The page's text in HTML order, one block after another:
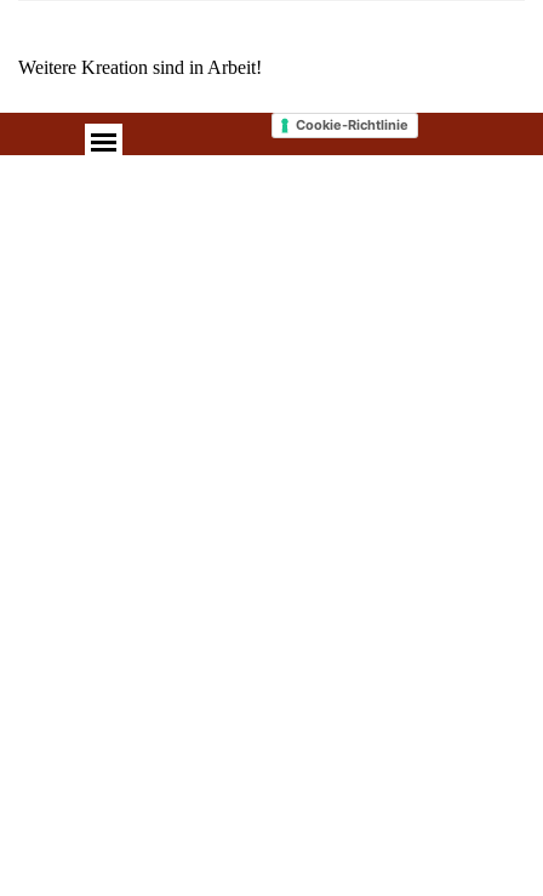
Weitere Kreation sind in Arbeit!
Cookie-Richtlinie